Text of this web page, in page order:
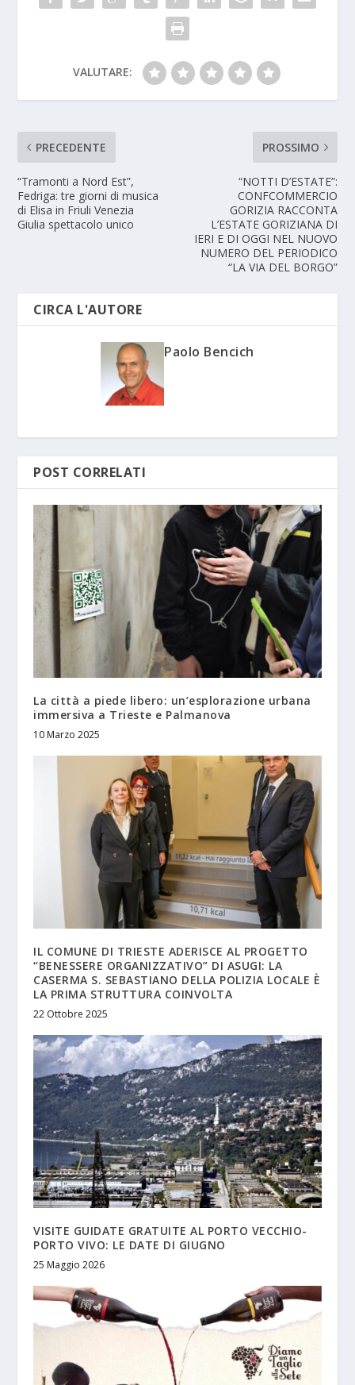
VALUTARE:
PRECEDENTE
“Tramonti a Nord Est”,
Fedriga: tre giorni di musica
di Elisa in Friuli Venezia
Giulia spettacolo unico
PROSSIMO
“NOTTI D’ESTATE”:
CONFCOMMERCIO
GORIZIA RACCONTA
L’ESTATE GORIZIANA DI
IERI E DI OGGI NEL NUOVO
NUMERO DEL PERIODICO
“LA VIA DEL BORGO”
CIRCA L'AUTORE
Paolo Bencich
POST CORRELATI
La città a piede libero: un’esplorazione urbana
immersiva a Trieste e Palmanova
10 Marzo 2025
IL COMUNE DI TRIESTE ADERISCE AL PROGETTO
“BENESSERE ORGANIZZATIVO” DI ASUGI: LA
CASERMA S. SEBASTIANO DELLA POLIZIA LOCALE È
LA PRIMA STRUTTURA COINVOLTA
22 Ottobre 2025
VISITE GUIDATE GRATUITE AL PORTO VECCHIO-
PORTO VIVO: LE DATE DI GIUGNO
25 Maggio 2026